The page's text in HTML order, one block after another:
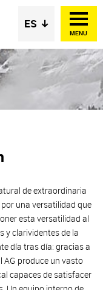
MENU
de extraordinaria
una versatilidad que
esta versatilidad al
y clarividentes de la
día tras día: gracias a
produce un vasto
capaces de satisfacer